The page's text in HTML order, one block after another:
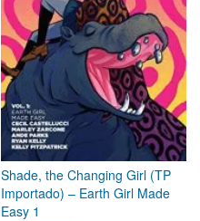
Shade, the Changing Girl (TP
Importado) – Earth Girl Made
Easy 1